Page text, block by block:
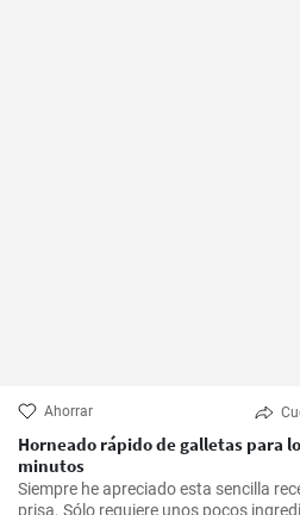
Ahorrar
Horneado rápido de galletas para
minutos
Siempre he apreciado esta sencilla
prisa. Sólo requiere unos pocos